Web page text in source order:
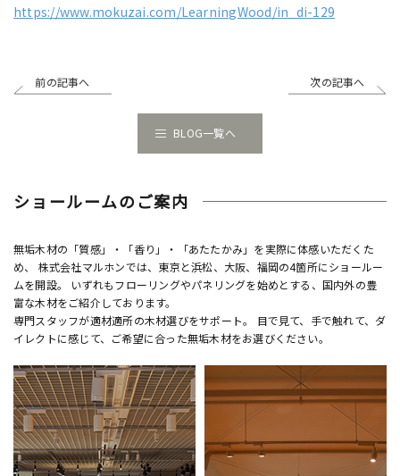
https://www.mokuzai.com/LearningWood/in_di-129
前の記事へ 次の記事へ
BLOG一覧へ
ショールームのご案内
無垢木材の「質感」・「香り」・「あたたかみ」を実際に体感いただくた
め、 株式会社マルホンでは、東京と浜松、大阪、福岡の4箇所にショールー
ムを開設。 いずれもフローリングやパネリングを始めとする、国内外の豊
富な木材をご紹介しております。
専門スタッフが適材適所の木材選びをサポート。 目で見て、手で触れて、ダ
イレクトに感じて、ご希望に合った無垢木材をお選びください。